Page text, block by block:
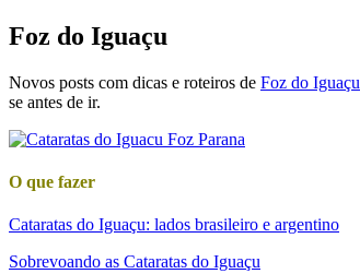
Foz do Iguaçu
Novos posts com dicas e roteiros de Foz do Iguaçu
se antes de ir.
O que fazer
Cataratas do Iguaçu: lados brasileiro e argentino
Sobrevoando as Cataratas do Iguaçu